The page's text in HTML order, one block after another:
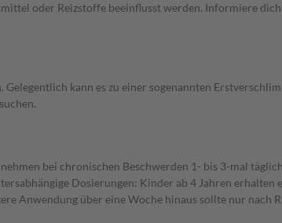
oder Reizstoffe beeinflusst werden. Informiere
kann es zu einer sogenannten
bei chronischen Beschwerden 1- bis 3-mal
Dosierungen: Kinder ab 4 Jahren
Anwendung über eine Woche hinaus sollte nur nach